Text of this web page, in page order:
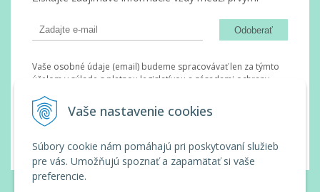
Vaše nastavenie cookies
Súbory cookie nám pomáhajú pri poskytovaní služieb
pre vás. Umožňujú spoznať a zapamätať si vaše
preferencie.
Odoberať
Vaše osobné údaje (email) budeme spracovávať len za týmto
účelom v súlade s platnou legislatívou a zásadami ochrany
vám pošleme na váš email. Súhlas môžete kedykoľvek odvolať
písomne, emailom alebo kliknutím na odkaz z ktoréhokoľvek
informačného emailu.
© 2026 Wanda Slovakia •